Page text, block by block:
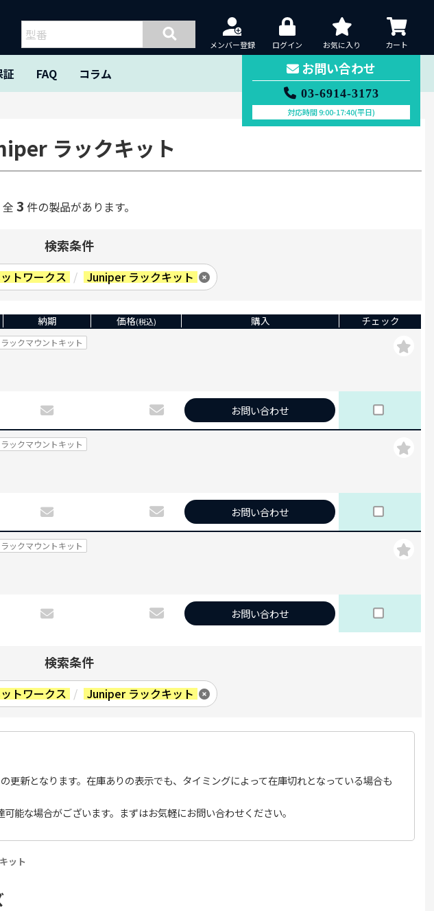
メンバー登録 ログイン お気に入り カート
証 FAQ コラム お問い合わせ
03-6914-3173
対応時間 9:00-17:40(平日)
ラックキット
全3 件の製品があります。
検索条件
トワークス / Juniper ラックキット
納期 価格(税込) 購入 チェック
ラックマウントキット
お問い合わせ
ラックマウントキット
お問い合わせ
ラックマウントキット
お問い合わせ
検索条件
トワークス / Juniper ラックキット
更新となります。在庫ありの表示でも、タイミングによって在庫切れとなっている場合も
能な場合がございます。まずはお気軽にお問い合わせください。
ット